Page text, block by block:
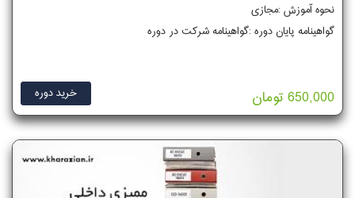
نحوه آموزش :مجازی
گواهینامه پایان دوره :گواهینامه شرکت در دوره
خرید دوره 650,000 تومان